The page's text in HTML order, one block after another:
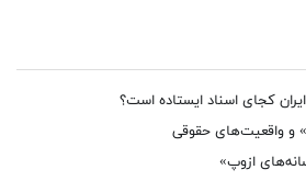
و واقعیت‌های حقوقی
ازوپ»